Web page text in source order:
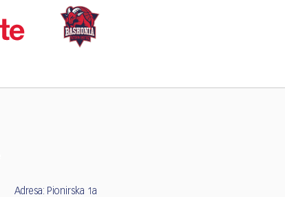
Adresa: Pionirska 1a